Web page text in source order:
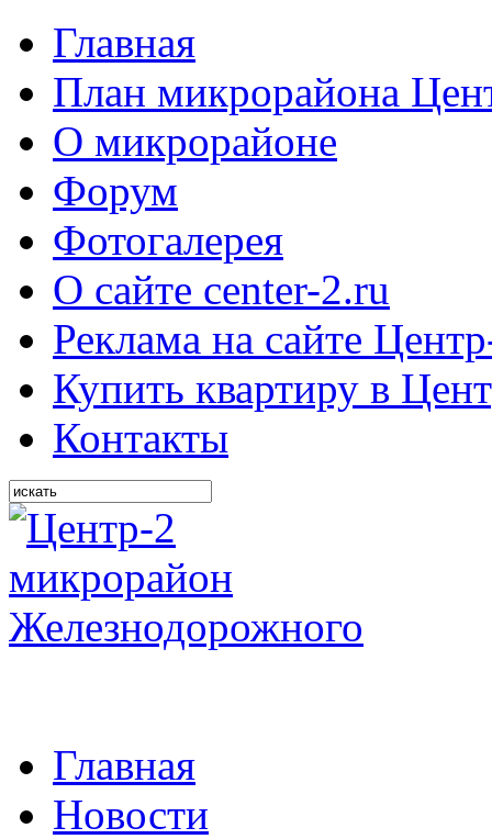
Главная
План микрорайона
О микрорайоне
Форум
Фотогалерея
О сайте center-2.ru
Реклама на сайте
Купить квартиру в
Контакты
Главная
Новости